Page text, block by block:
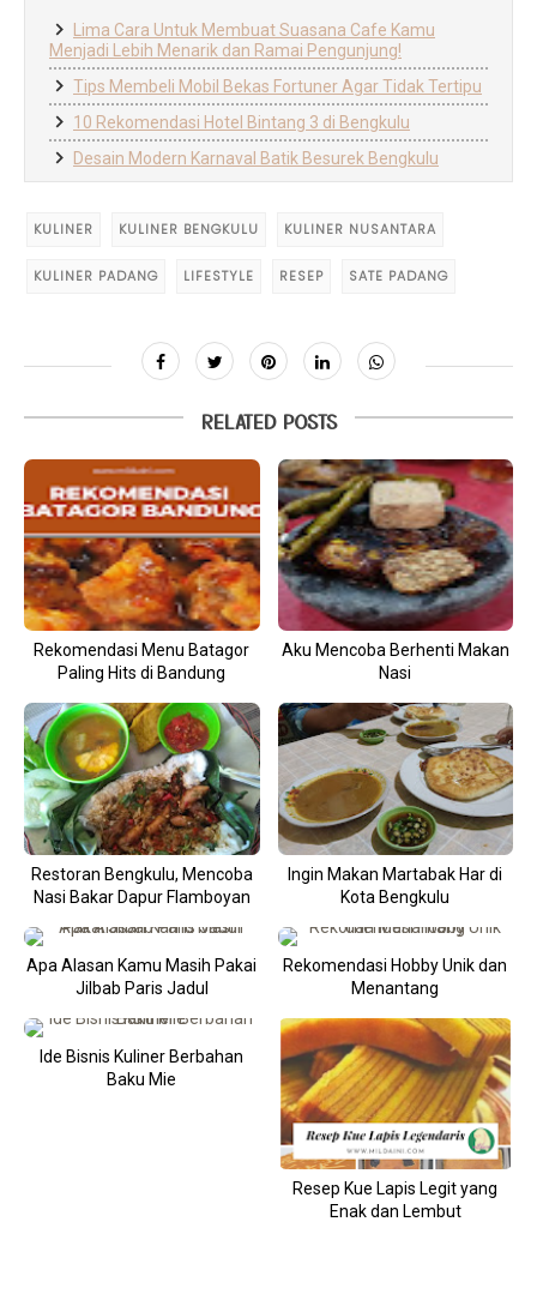
Lima Cara Untuk Membuat Suasana Cafe Kamu
Menjadi Lebih Menarik dan Ramai Pengunjung!
Tips Membeli Mobil Bekas Fortuner Agar Tidak Tertipu
10 Rekomendasi Hotel Bintang 3 di Bengkulu
Desain Modern Karnaval Batik Besurek Bengkulu
KULINER KULINER BENGKULU KULINER NUSANTARA
KULINER PADANG LIFESTYLE RESEP SATE PADANG
RELATED POSTS
Rekomendasi Menu Batagor
Paling Hits di Bandung
Aku Mencoba Berhenti Makan
Nasi
Restoran Bengkulu, Mencoba
Nasi Bakar Dapur Flamboyan
Ingin Makan Martabak Har di
Kota Bengkulu
Apa Alasan Kamu Masih Pakai
Jilbab Paris Jadul
Rekomendasi Hobby Unik dan
Menantang
Ide Bisnis Kuliner Berbahan
Baku Mie
Resep Kue Lapis Legit yang
Enak dan Lembut